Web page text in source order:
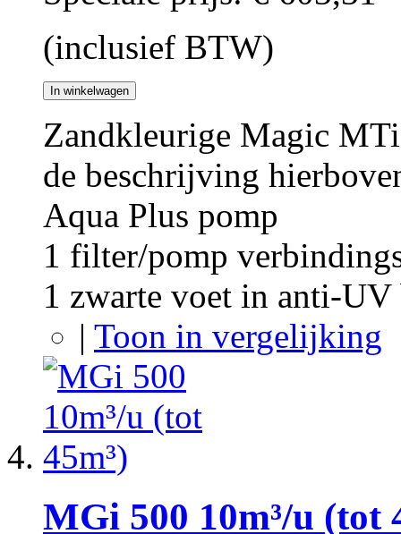
(inclusief BTW)
In winkelwagen
Zandkleurige Magic
de beschrijving
Aqua Plus pomp
1 filter/pomp
1 zwarte voet in anti-
| Toon in vergelijking
MGi 500 10m³/u (tot